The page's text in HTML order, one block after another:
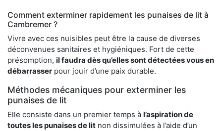
Comment exterminer rapidement les punaises de lit à
Cambremer ?
Vivre avec ces nuisibles peut être la cause de diverses
déconvenues sanitaires et hygiéniques. Fort de cette
présomption, il faudra dès qu’elles sont détectées vous en
débarrasser pour jouir d’une paix durable.
Méthodes mécaniques pour exterminer les
punaises de lit
Elle consiste dans un premier temps à l’aspiration de
toutes les punaises de lit non dissimulées à l’aide d’un